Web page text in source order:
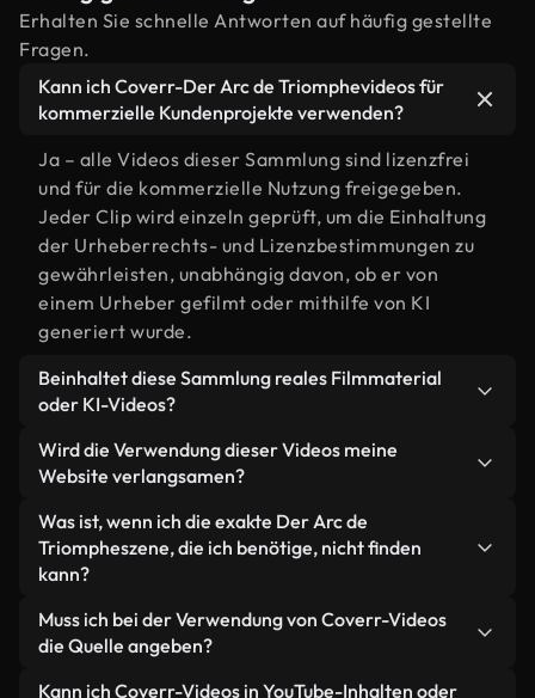
Erhalten Sie schnelle Antworten auf häufig gestellte
Fragen.
Kann ich Coverr-Der Arc de Triomphevideos für
kommerzielle Kundenprojekte verwenden?
Ja – alle Videos dieser Sammlung sind lizenzfrei
und für die kommerzielle Nutzung freigegeben.
Jeder Clip wird einzeln geprüft, um die Einhaltung
der Urheberrechts- und Lizenzbestimmungen zu
gewährleisten, unabhängig davon, ob er von
einem Urheber gefilmt oder mithilfe von KI
generiert wurde.
Beinhaltet diese Sammlung reales Filmmaterial
oder KI-Videos?
Beides. Es handelt sich um eine Hybridbibliothek
aus realen, von Menschen aufgenommenen
und KI-generierten Videos. Jedes Video ist
eindeutig beschriftet, sodass Sie immer wissen,
was Sie verwenden.
Wird die Verwendung dieser Videos meine
Website verlangsamen?
Nicht, wenn Sie unsere optimierten Versionen
wählen. Wir bieten schlanke, webfähige Formate,
die für die Hintergrundverarbeitung entwickelt
gleichzeitig die Ladezeiten minimiert und
Kennzahlen wie LCP verbessert werden.
Was ist, wenn ich die exakte Der Arc de
Triompheszene, die ich benötige, nicht finden
kann?
Mit Coverr AI Studio erstellen Sie im
Handumdrehen ein solches Video. Beschreiben Sie
Muss ich bei der Verwendung von Coverr-Videos
die Quelle angeben?
Eine Namensnennung ist nicht erforderlich. Alle
Kann ich Coverr-Videos in YouTube-Inhalten oder